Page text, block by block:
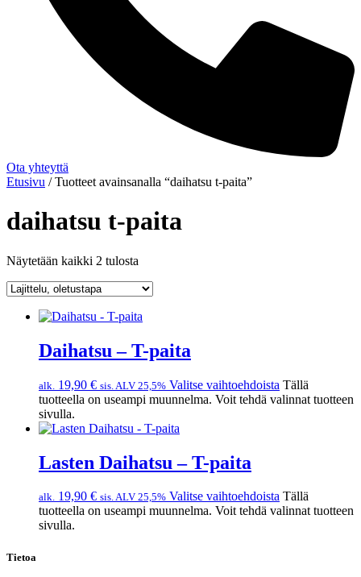
Ota yhteyttä
Etusivu / Tuotteet avainsanalla “daihatsu t-paita”
daihatsu t-paita
Näytetään kaikki 2 tulosta
Daihatsu – T-paita
alk. 19,90 € sis. ALV 25,5% Valitse vaihtoehdoista Tällä
tuotteella on useampi muunnelma. Voit tehdä valinnat tuotteen
sivulla.
Lasten Daihatsu – T-paita
alk. 19,90 € sis. ALV 25,5% Valitse vaihtoehdoista Tällä
tuotteella on useampi muunnelma. Voit tehdä valinnat tuotteen
sivulla.
Tietoa